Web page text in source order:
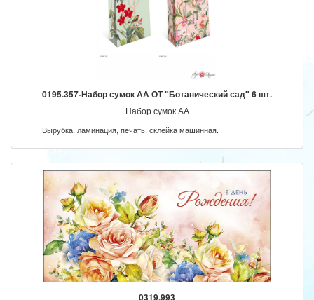
0195.357-Набор сумок АА ОТ "Ботанический сад" 6 шт.
Набор сумок АА
Вырубка, ламинация, печать, склейка машинная.
0319.993